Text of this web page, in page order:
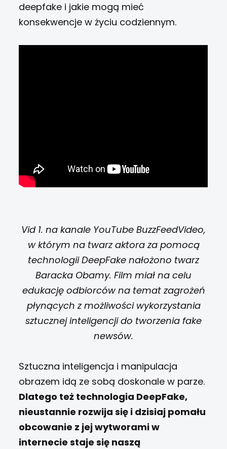
deepfake i jakie mogą mieć
konsekwencje w życiu codziennym.
Vid 1. na kanale YouTube BuzzFeedVideo,
w którym na twarz aktora za pomocą
technologii DeepFake nałożono twarz
Baracka Obamy. Film miał na celu
edukację odbiorców na temat zagrożeń
płynących z możliwości wykorzystania
sztucznej inteligencji do tworzenia fake
newsów.
Sztuczna inteligencja i manipulacja
obrazem idą ze sobą doskonale w parze.
Dlatego też technologia DeepFake,
nieustannie rozwija się i dzisiaj pomału
obcowanie z jej wytworami w
internecie staje się naszą